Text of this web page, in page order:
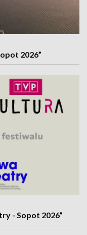
2026”
- Sopot 2026”